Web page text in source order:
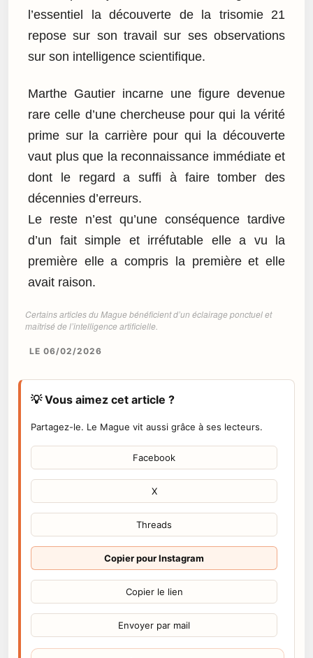
l’essentiel la découverte de la trisomie 21
repose sur son travail sur ses observations
sur son intelligence scientifique.
Marthe Gautier incarne une figure devenue
rare celle d’une chercheuse pour qui la vérité
prime sur la carrière pour qui la découverte
vaut plus que la reconnaissance immédiate et
dont le regard a suffi à faire tomber des
décennies d’erreurs.
Le reste n’est qu’une conséquence tardive
d’un fait simple et irréfutable elle a vu la
première elle a compris la première et elle
avait raison.
Certains articles du Mague bénéficient d’un éclairage ponctuel et
maîtrisé de l’intelligence artificielle.
LE 06/02/2026
💡 Vous aimez cet article ?
Partagez-le. Le Mague vit aussi grâce à ses lecteurs.
Facebook
X
Threads
Copier pour Instagram
Copier le lien
Envoyer par mail